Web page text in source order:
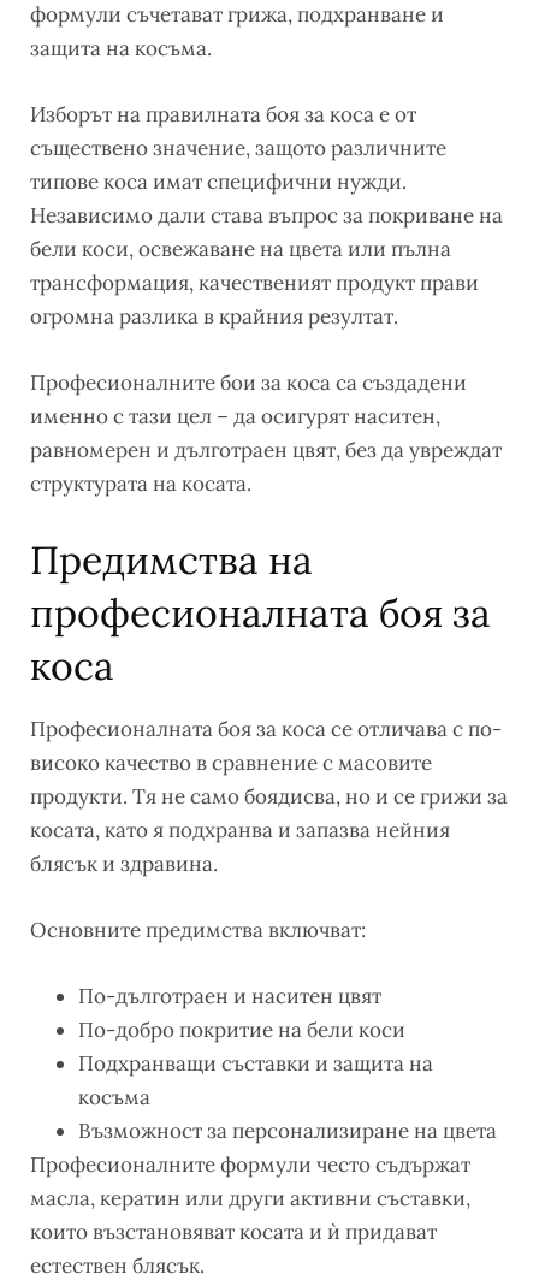
формули съчетават грижа, подхранване и
защита на косъма.
Изборът на правилната боя за коса е от
съществено значение, защото различните
типове коса имат специфични нужди.
Независимо дали става въпрос за покриване на
бели коси, освежаване на цвета или пълна
трансформация, качественият продукт прави
огромна разлика в крайния резултат.
Професионалните бои за коса са създадени
именно с тази цел – да осигурят наситен,
равномерен и дълготраен цвят, без да увреждат
структурата на косата.
Предимства на
професионалната боя за
коса
Професионалната боя за коса се отличава с по-
високо качество в сравнение с масовите
продукти. Тя не само боядисва, но и се грижи за
косата, като я подхранва и запазва нейния
блясък и здравина.
Основните предимства включват:
По-дълготраен и наситен цвят
По-добро покритие на бели коси
Подхранващи съставки и защита на
косъма
Възможност за персонализиране на цвета
Професионалните формули често съдържат
масла, кератин или други активни съставки,
които възстановяват косата и ѝ придават
естествен блясък.